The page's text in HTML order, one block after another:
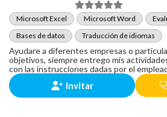
Microsoft Excel Microsoft Word
Bases de datos
Traducción de idiomas
Ayudare a diferentes empresas o
objetivos, siempre entrego mis
con las instrucciones dadas por el
Invitar